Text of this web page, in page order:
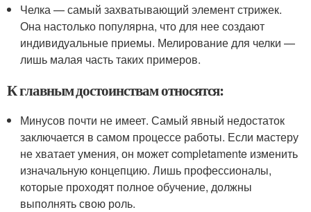
Челка — самый захватывающий элемент стрижек.
Она настолько популярна, что для нее создают
индивидуальные приемы. Мелирование для челки —
лишь малая часть таких примеров.
К главным достоинствам относятся:
Минусов почти не имеет. Самый явный недостаток
заключается в самом процессе работы. Если мастеру
не хватает умения, он может completamente изменить
изначальную концепцию. Лишь профессионалы,
которые проходят полное обучение, должны
выполнять свою роль.